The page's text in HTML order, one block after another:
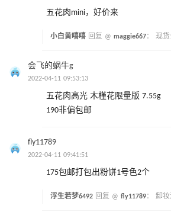
五花肉mini，好价来
小白黄嘻嘻 回复 @ maggie667： 现货
会飞的蜗牛g
2022-04-11 09:53:13
五花肉高光 木槿花限量版 7.55g
190非偏包邮
fly11789
2022-04-11 09:41:51
175包邮打包出粉饼1号色2个
浮生若梦6492 回复 @ fly11789： 卸妆